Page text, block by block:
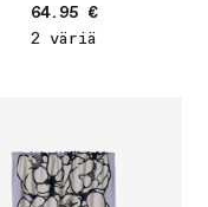
Normaalihinta
64.95 €
2 väriä